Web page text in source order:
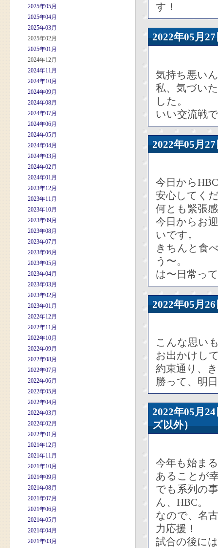
2025年05月
2025年04月
2025年03月
2025年02月
2025年01月
2024年12月
2024年11月
2024年10月
2024年09月
2024年08月
2024年07月
2024年06月
2024年05月
2024年04月
2024年03月
2024年02月
2024年01月
2023年12月
2023年11月
2023年10月
2023年09月
2023年08月
2023年07月
2023年06月
2023年05月
2023年04月
2023年03月
2023年02月
2023年01月
2022年12月
2022年11月
2022年10月
2022年09月
2022年08月
2022年07月
2022年06月
2022年05月
2022年04月
2022年03月
2022年02月
2022年01月
2021年12月
2021年11月
2021年10月
2021年09月
2021年08月
2021年07月
2021年06月
2021年05月
2021年04月
2021年03月
す！
2022年05
気持ち悪い
私、気づい
した。
いい交流戦
2022年05
今日から
安心してく
何とも緊張
今日からお
いです。
きちんと食
う〜。
は〜日常っ
2022年05
こんな思い
お出かけし
約束通り、
勝って、明
2022年05
ズ以外）
今年も始ま
あることが
でも系列の
ん、HBC。
なので、名
力応援！
試合の後に